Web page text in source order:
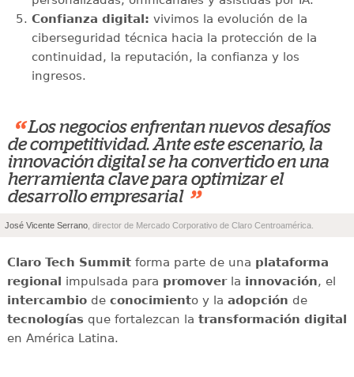
Confianza digital: vivimos la evolución de la
ciberseguridad técnica hacia la protección de la
continuidad, la reputación, la confianza y los
ingresos.
“ Los negocios enfrentan nuevos desafíos
de competitividad. Ante este escenario, la
innovación digital se ha convertido en una
herramienta clave para optimizar el
desarrollo empresarial ”
José Vicente Serrano , director de Mercado Corporativo de Claro Centroamérica.
Claro Tech Summitforma parte de una plataforma
regional impulsada para promoverla innovación, el
intercambiode conocimiento y la adopción de
tecnologíasque fortalezcan la transformación digital
en América Latina.